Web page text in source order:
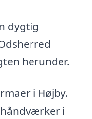
dygtig
herunder.
i Højby.
i